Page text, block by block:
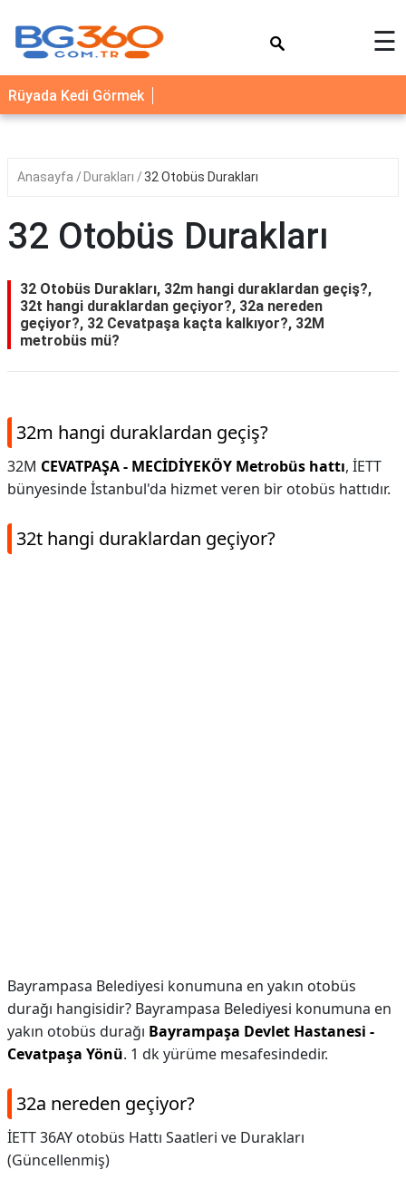
YEMEK
TARİFLERİ
SAĞLIK
☰
Rüyada Kedi Görmek
Anasayfa Durakları 32 Otobüs Durakları
32 Otobüs Durakları
32 Otobüs Durakları, 32m hangi duraklardan geçiş?,
32t hangi duraklardan geçiyor?, 32a nereden
geçiyor?, 32 Cevatpaşa kaçta kalkıyor?, 32M
metrobüs mü?
32m hangi duraklardan geçiş?
32M CEVATPAŞA - MECİDİYEKÖY Metrobüs hattı, İETT
bünyesinde İstanbul'da hizmet veren bir otobüs hattıdır.
32t hangi duraklardan geçiyor?
Bayrampasa Belediyesi konumuna en yakın otobüs
durağı hangisidir? Bayrampasa Belediyesi konumuna en
yakın otobüs durağı Bayrampaşa Devlet Hastanesi -
Cevatpaşa Yönü. 1 dk yürüme mesafesindedir.
32a nereden geçiyor?
İETT 36AY otobüs Hattı Saatleri ve Durakları
(Güncellenmiş)